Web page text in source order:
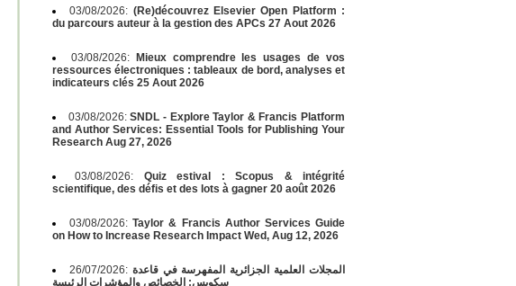
03/08/2026: (Re)découvrez Elsevier Open Platform :
du parcours auteur à la gestion des APCs 27 Aout 2026
03/08/2026:
Mieux comprendre les usages de vos
ressources électroniques : tableaux de bord, analyses et
indicateurs clés 25 Aout 2026
03/08/2026:SNDL - Explore Taylor & Francis Platform
and Author Services: Essential Tools for Publishing Your
Research Aug 27, 2026
03/08/2026: Quiz estival : Scopus & intégrité
scientifique, des défis et des lots à gagner 20 août 2026
03/08/2026:Taylor & Francis Author Services Guide
on How to Increase Research Impact Wed, Aug 12, 2026
26/07/2026: المجلات العلمية الجزائرية المفهرسة في قاعدة
سكوبس: الخصائص والمؤشرات الرئيسة